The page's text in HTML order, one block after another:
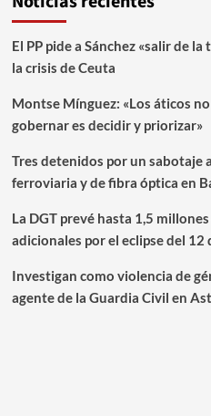
El PP pide a Sánchez «salir de
la crisis de Ceuta
Montse Mínguez: «Los áticos
gobernar es decidir y priorizar»
Tres detenidos por un sabotaje
ferroviaria y de fibra óptica en
La DGT prevé hasta 1,5
adicionales por el eclipse del 12
Investigan como violencia de
agente de la Guardia Civil en